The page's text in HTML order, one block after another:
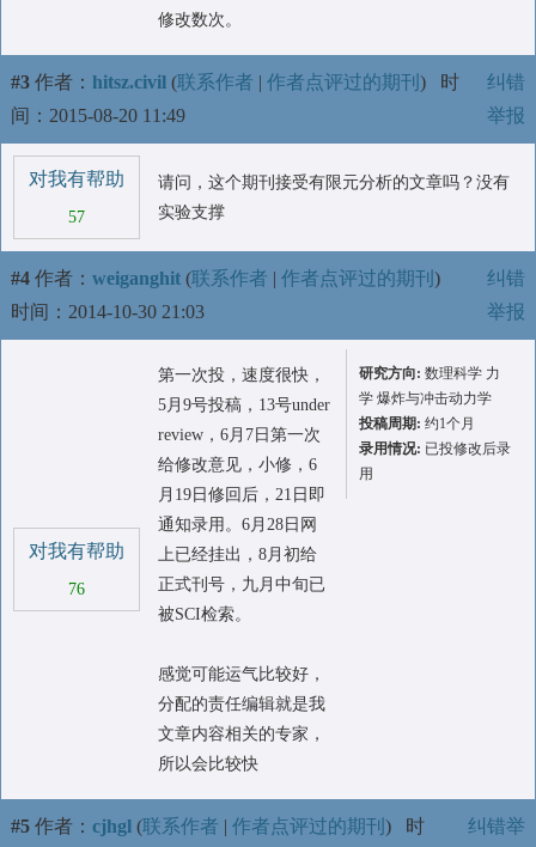
修改数次。
#3 作者： hitsz.civil (联系作者 | 作者点评过的期刊 ) 时
间：2015-08-20 11:49
纠错
举报
对我有帮助
57
请问，这个期刊接受有限元分析的文章吗？没有
实验支撑
#4 作者： weiganghit (联系作者 | 作者点评过的期刊 )
时间：2014-10-30 21:03
纠错
举报
对我有帮助
76
第一次投，速度很快，
5月9号投稿，13号under
review，6月7日第一次
给修改意见，小修，6
月19日修回后，21日即
通知录用。6月28日网
上已经挂出，8月初给
正式刊号，九月中旬已
被SCI检索。
感觉可能运气比较好，
分配的责任编辑就是我
文章内容相关的专家，
所以会比较快
研究方向: 数理科学 力
学 爆炸与冲击动力学
投稿周期: 约1个月
录用情况: 已投修改后录
用
#5 作者： cjhgl (联系作者 | 作者点评过的期刊 ) 时 纠错举